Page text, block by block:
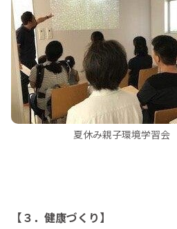
夏休み親子環境学習会
【３．健康づくり】